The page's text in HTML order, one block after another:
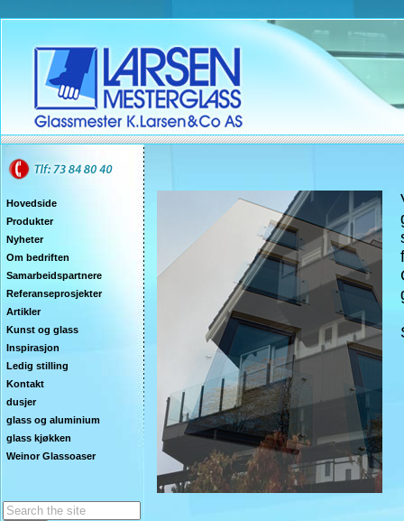
Hovedside
Produkter
Nyheter
Om bedriften
Samarbeidspartnere
Referanseprosjekter
Artikler
Kunst og glass
Inspirasjon
Ledig stilling
Kontakt
dusjer
glass og aluminium
glass kjøkken
Weinor Glassoaser